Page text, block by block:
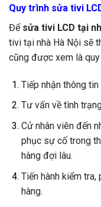
Quy trình sửa tivi
Để sửa tivi LCD tại
tivi tại nhà Hà Nội sẽ
cũng được xem là
Tiếp nhận thông
Tư vấn về tình
Cử nhân viên đến
phục sự cố trong
hàng đợi lâu.
Tiến hành kiểm
hàng.